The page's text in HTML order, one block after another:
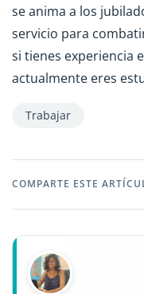
se anima a los
servicio para
si tienes experiencia
actualmente eres
Trabajar
COMPARTE ESTE